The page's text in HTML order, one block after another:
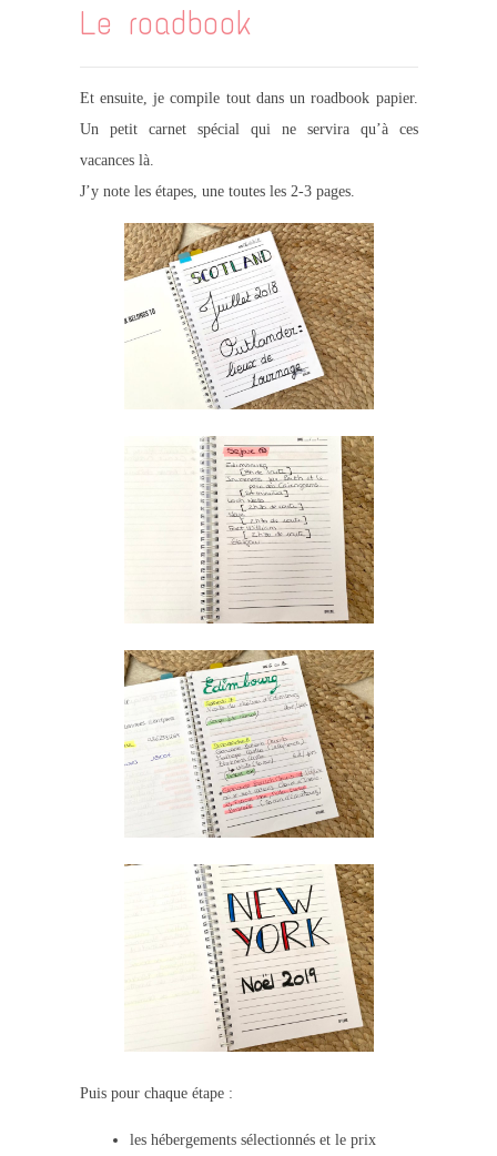
Le roadbook
Et ensuite, je compile tout dans un roadbook papier.
Un petit carnet spécial qui ne servira qu’à ces
vacances là.
J’y note les étapes, une toutes les 2-3 pages.
Puis pour chaque étape :
les hébergements sélectionnés et le prix